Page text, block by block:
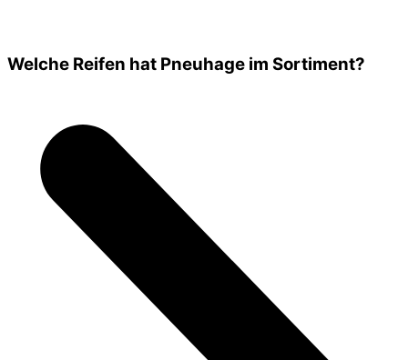
Welche Reifen hat Pneuhage im Sortiment?